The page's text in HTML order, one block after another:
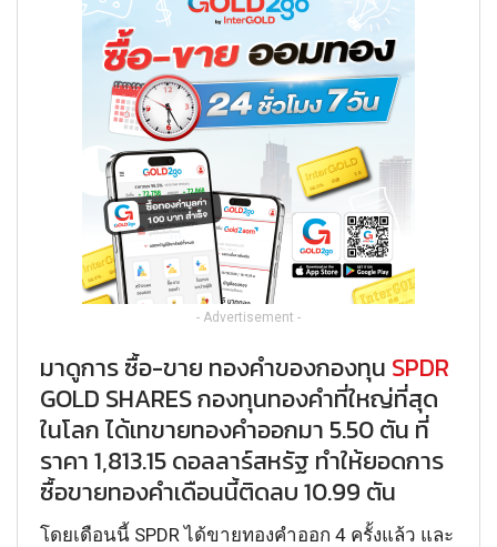
- Advertisement -
มาดูการ ซื้อ-ขาย ทองคำของกองทุน SPDR
GOLD SHARES กองทุนทองคำที่ใหญ่ที่สุด
ในโลก ได้เทขายทองคำออกมา 5.50 ตัน ที่
ราคา 1,813.15 ดอลลาร์สหรัฐ ทำให้ยอดการ
ซื้อขายทองคำเดือนนี้ติดลบ 10.99 ตัน
โดยเดือนนี้ SPDR ได้ขายทองคำออก 4 ครั้งแล้ว และ